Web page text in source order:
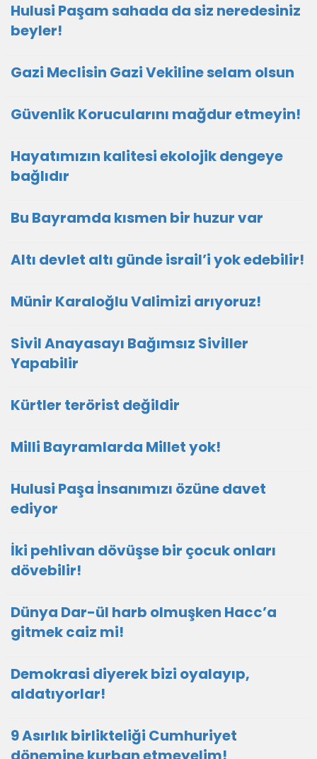
Hulusi Paşam sahada da siz neredesiniz
beyler!
Gazi Meclisin Gazi Vekiline selam olsun
Güvenlik Korucularını mağdur etmeyin!
Hayatımızın kalitesi ekolojik dengeye
bağlıdır
Bu Bayramda kısmen bir huzur var
Altı devlet altı günde israil’i yok edebilir!
Münir Karaloğlu Valimizi arıyoruz!
Sivil Anayasayı Bağımsız Siviller
Yapabilir
Kürtler terörist değildir
Milli Bayramlarda Millet yok!
Hulusi Paşa İnsanımızı özüne davet
ediyor
İki pehlivan dövüşse bir çocuk onları
dövebilir!
Dünya Dar-ül harb olmuşken Hacc’a
gitmek caiz mi!
Demokrasi diyerek bizi oyalayıp,
aldatıyorlar!
9 Asırlık birlikteliği Cumhuriyet